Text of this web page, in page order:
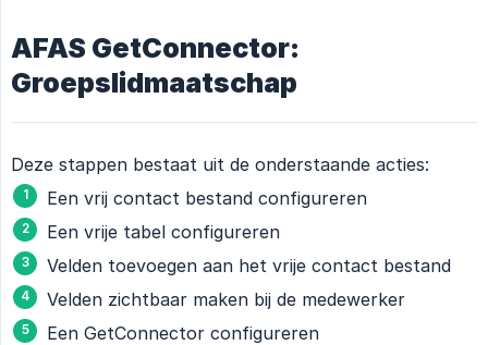
AFAS GetConnector:
Groepslidmaatschap
Deze stappen bestaat uit de onderstaande acties:
Een vrij contact bestand configureren
Een vrije tabel configureren
Velden toevoegen aan het vrije contact bestand
Velden zichtbaar maken bij de medewerker
Een GetConnector configureren